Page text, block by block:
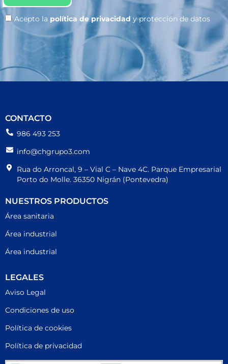
Acepto la política de privacidad y protección de datos
CONTACTO
986 493 253
info@chgrupo3.com
Rua do Arroncal, 9 – Vial C – Nave 4C. Parque Empresarial
Porto do Molle. 36350 Nigrán (Pontevedra)
NUESTROS PRODUCTOS
Área sanitaria
Área industrial
Área industrial
LEGALES
Aviso Legal
Condiciones de uso
Política de cookies
Política de privacidad